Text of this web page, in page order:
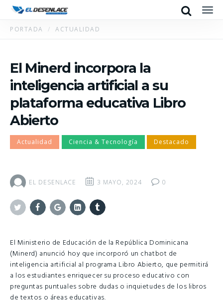
Search
PORTADA ACTUALIDAD
El Minerd incorpora la
inteligencia artificial a su
plataforma educativa Libro
Abierto
Actualidad Ciencia & Tecnología Destacado
EL DESENLACE 3 MAYO, 2024 0
El Ministerio de Educación de la República Dominicana
(Minerd) anunció hoy que incorporó un chatbot de
inteligencia artificial al programa Libro Abierto, que permitirá
a los estudiantes enriquecer su proceso educativo con
preguntas puntuales sobre dudas o inquietudes de los libros
de textos o áreas educativas.